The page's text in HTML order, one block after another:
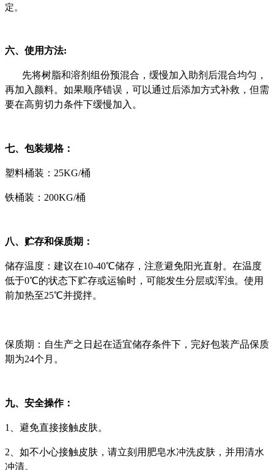
定。
六、使用方法:
先将树脂和溶剂组份预混合，缓慢加入助剂后混合均匀，
再加入颜料。如果顺序错误，可以通过后添加方式补救，但需
要在高剪切力条件下缓慢加入。
七、 包装规格：
塑料桶装 ： 25KG/桶
铁桶装 ： 200KG/桶
八、 贮存和保质期 ：
储存温度：建议在10-40℃储存，注意避免阳光直射。在温度
低于0℃的状态下贮存或运输时，可能发生分层或浑浊。使用
前加热至25℃并搅拌。
保质期：自生产之日起在适宜储存条件下，完好包装产品保质
期为24个月。
九、 安全操作：
1、避免直接接触皮肤。
2、如不小心接触皮肤，请立刻用肥皂水冲洗皮肤，并用清水
冲清。